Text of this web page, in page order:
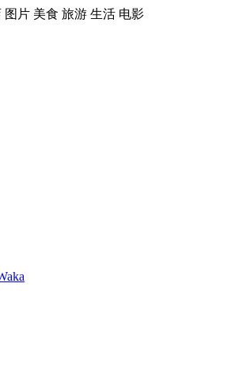
图片 美食 旅游 生活 电影